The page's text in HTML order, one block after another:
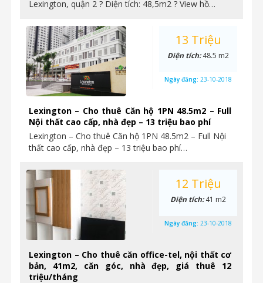
Lexington, quận 2 ? Diện tích: 48,5m2 ? View hồ…
Lexington – Cho thuê Căn hộ 1PN 48.5m2 – Full
Nội thất cao cấp, nhà đẹp – 13 triệu bao phí
Lexington – Cho thuê Căn hộ 1PN 48.5m2 – Full Nội
thất cao cấp, nhà đẹp – 13 triệu bao phí…
13 Triệu
Diện tích:48.5 m2
Ngày đăng: 23-10-2018
Lexington – Cho thuê căn office-tel, nội thất cơ
bản, 41m2, căn góc, nhà đẹp, giá thuê 12
triệu/tháng
12 Triệu
Diện tích:41 m2
Ngày đăng: 23-10-2018